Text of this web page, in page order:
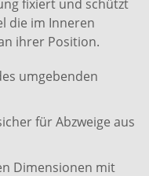
fixiert und schützt
die im Inneren
ihrer Position.
umgebenden
für Abzweige aus
Dimensionen mit